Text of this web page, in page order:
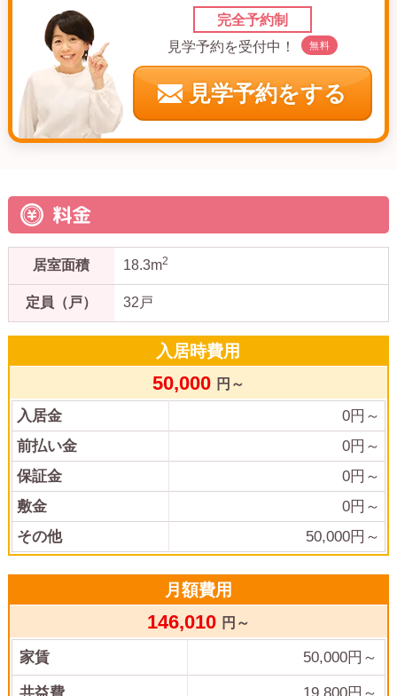
完全予約制
見学予約を受付中！
無料
見学予約をする
料金
居室面積 18.3m2
定員（戸） 32戸
入居時費用
50,000 円～
入居金 0円～
前払い金
0円～
保証金
0円～
敷金
0円～
その他
50,000円～
月額費用
146,010 円～
家賃 50,000円～